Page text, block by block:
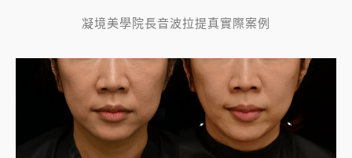
凝境美學院長音波拉提真實際案例